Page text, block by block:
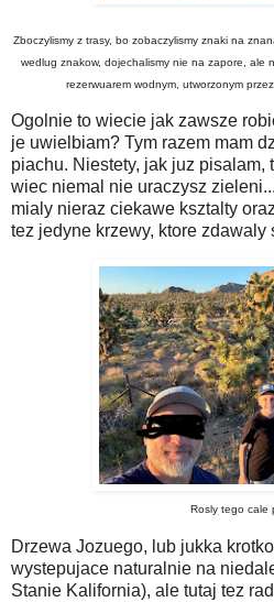
Zboczylismy z trasy, bo zobaczylismy znaki na
wedlug znakow, dojechalismy nie na zapore, ale
rezerwuarem wodnym, utworzonym
Ogolnie to wiecie jak zawsze
je uwielbiam? Tym razem mam
piachu. Niestety, jak juz pisalam,
wiec niemal nie uraczysz
mialy nieraz ciekawe ksztalty
tez jedyne krzewy, ktore zdawaly
Rosly tego cale
Drzewa Jozuego, lub jukka
wystepujace naturalnie na
Stanie Kalifornia), ale tutaj tez